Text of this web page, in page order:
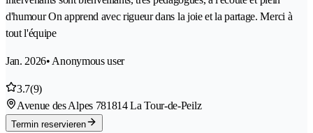
d'humour On apprend avec rigueur dans la joie et la partage. Merci à
tout l'équipe
Jan. 2026• Anonymous user
3.7(9)
Avenue des Alpes 781814 La Tour-de-Peilz
Termin reservieren